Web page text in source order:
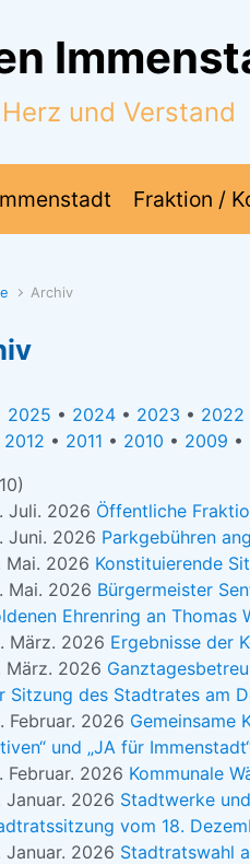
und Verstand
Fraktion /
Archiv
2025 • 2024• 2023 • 2022
2012 • 2011 • 2010 • 2009 •
10)
Juli. 2026 Öffentliche
Juni. 2026 Parkgebühren
Mai. 2026 Konstituierende
Mai. 2026 Bürgermeister
Ehrenring an Thomas
März. 2026 Ergebnisse der
März. 2026
Sitzung des Stadtrates am
Februar. 2026 Gemeinsame
und „JA für
Februar. 2026 Kommunale
Januar. 2026 Stadtwerke
vom 18.
Januar. 2026 Stadtratswahl